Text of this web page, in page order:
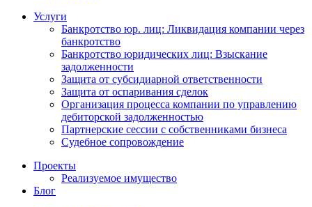
Услуги
Банкротство юр. лиц: Ликвидация компании через
банкротство
Банкротство юридических лиц: Взыскание
задолженности
Защита от субсидиарной ответственности
Защита от оспаривания сделок
Организация процесса компании по управлению
дебиторской задолженностью
Партнерские сессии с собственниками бизнеса
Судебное сопровождение
Проекты
Реализуемое имущество
Блог